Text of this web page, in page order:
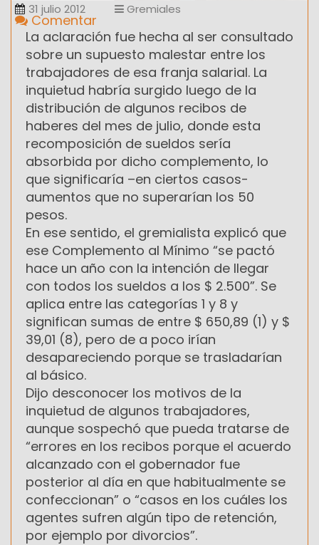
31 julio 2012 Gremiales
Comentar
La aclaración fue hecha al ser consultado
sobre un supuesto malestar entre los
trabajadores de esa franja salarial. La
inquietud habría surgido luego de la
distribución de algunos recibos de
haberes del mes de julio, donde esta
recomposición de sueldos sería
absorbida por dicho complemento, lo
que significaría –en ciertos casos-
aumentos que no superarían los 50
pesos.
En ese sentido, el gremialista explicó que
ese Complemento al Mínimo “se pactó
hace un año con la intención de llegar
con todos los sueldos a los $ 2.500”. Se
aplica entre las categorías 1 y 8 y
significan sumas de entre $ 650,89 (1) y $
39,01 (8), pero de a poco irían
desapareciendo porque se trasladarían
al básico.
Dijo desconocer los motivos de la
inquietud de algunos trabajadores,
aunque sospechó que pueda tratarse de
“errores en los recibos porque el acuerdo
alcanzado con el gobernador fue
posterior al día en que habitualmente se
confeccionan” o “casos en los cuáles los
agentes sufren algún tipo de retención,
por ejemplo por divorcios”.